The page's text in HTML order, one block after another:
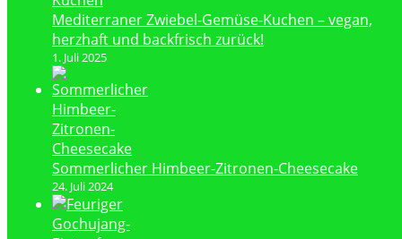
Mediterraner Zwiebel-Gemüse-Kuchen – vegan,
herzhaft und backfrisch zurück!
1. Juli 2025
Sommerlicher Himbeer-Zitronen-Cheesecake
24. Juli 2024